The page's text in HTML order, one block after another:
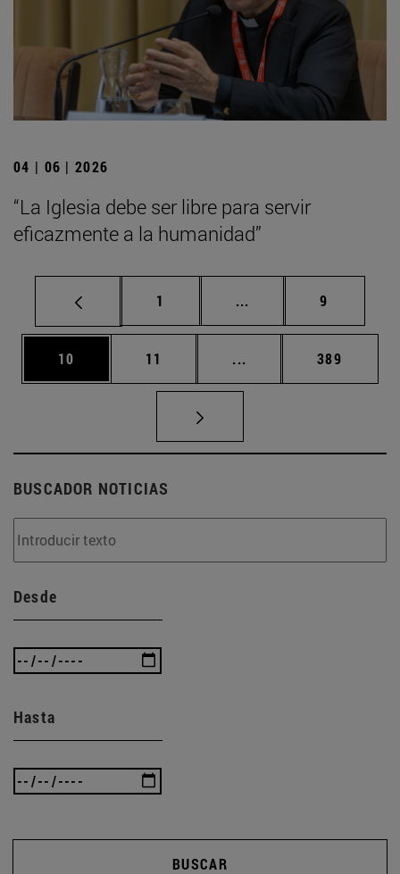
04 | 06 | 2026
“La Iglesia debe ser libre para servir
eficazmente a la humanidad”
Página
1 ... Páginas intermedias
Página
9
Página
10 Página
11 ... Páginas intermedias
Página
389
BUSCADOR NOTICIAS
Desde
Hasta
BUSCAR